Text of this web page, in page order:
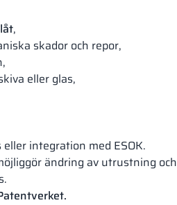
,
skador och repor,
eller glas,
integration med ESOK.
ändring av utrustning och